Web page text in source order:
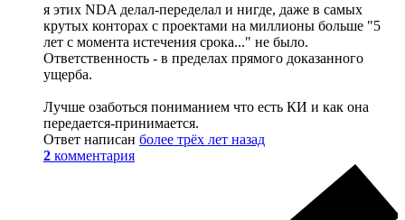
я этих NDA делал-переделал и нигде, даже в самых
крутых конторах с проектами на миллионы больше "5
лет с момента истечения срока..." не было.
Ответственность - в пределах прямого доказанного
ущерба.
Лучше озаботься пониманием что есть КИ и как она
передается-принимается.
Ответ написан более трёх лет назад
2 комментария